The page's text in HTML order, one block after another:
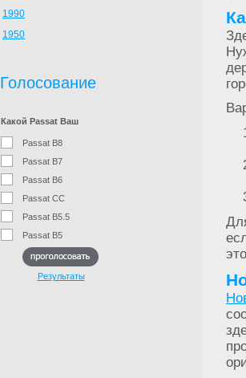
1990
1950
Голосование
Какой Passat Ваш
Passat B8
Passat B7
Passat B6
Passat CC
Passat B5.5
Passat B5
Результаты